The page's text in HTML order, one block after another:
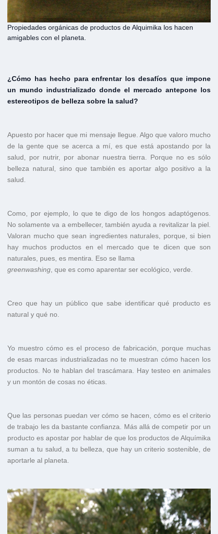
Propiedades orgánicas de productos de Alquimika los hacen
amigables con el planeta.
¿Cómo has hecho para enfrentar los desafíos que impone
un mundo industrializado donde el mercado antepone los
estereotipos de belleza sobre la salud?
Apuesto por hacer que mi mensaje llegue. Algo que valoro mucho
de la gente que se acerca a mí, es que está apostando por la
salud, por nutrir, por abonar nuestra tierra. Porque no es sólo
belleza natural, sino que también es aportar algo positivo a la
salud.
Como, por ejemplo, lo que te digo de los hongos adaptógenos.
No solamente va a embellecer, también ayuda a revitalizar la piel.
Valoran mucho que sean ingredientes naturales, porque, si bien
hay muchos productos en el mercado que te dicen que son
naturales, pues, es mentira. Eso se llama
greenwashing , que es como aparentar ser ecológico, verde.
Creo que hay un público que sabe identificar qué producto es
natural y qué no.
Yo muestro cómo es el proceso de fabricación, porque muchas
de esas marcas industrializadas no te muestran cómo hacen los
productos. No te hablan del trascámara. Hay testeo en animales
y un montón de cosas no éticas.
Que las personas puedan ver cómo se hacen, cómo es el criterio
de trabajo les da bastante confianza. Más allá de competir por un
producto es apostar por hablar de que los productos de Alquímika
suman a tu salud, a tu belleza, que hay un criterio sostenible, de
aportarle al planeta.